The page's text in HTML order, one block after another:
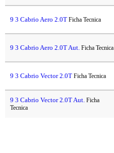
9 3 Cabrio Aero 2.0T Ficha Tecnica
9 3 Cabrio Aero 2.0T Aut. Ficha Tecnica
9 3 Cabrio Vector 2.0T Ficha Tecnica
9 3 Cabrio Vector 2.0T Aut. Ficha
Tecnica